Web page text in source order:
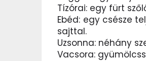
Tízórai: egy fürt
Ebéd: egy csésze
sajttal.
Uzsonna: néhány
Vacsora: